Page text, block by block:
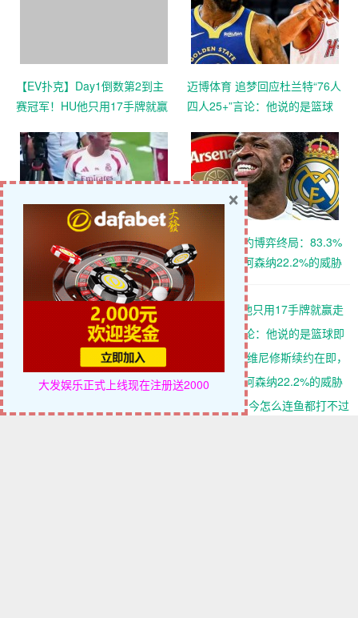
【EV扑克】Day1倒数第2到主
赛冠军！HU他只用17手牌就赢
迈博体育 追梦回应杜兰特“76人
四人25+”言论：他说的是篮球
比较
皇马今夏“雷厉风行”：迪奥曼德
1.4亿加盟，维尼修斯续约在
即，阿森纳“声东击西”策略落
空，大发体育助力你的致富之
维尼修斯续约博弈终局：83.3%
留皇马，但阿森纳22.2%的威胁
真实存在，大发体育助力你的
致富之路！
【EV扑克】Day1倒数第2到主赛冠军！HU他只用17手牌就赢走
迈博体育 追梦回应杜兰特“76人四人25+”言论：他说的是篮球即
得分，但别拿他和詹姆斯作比较
皇马今夏“雷厉风行”：迪奥曼德1.4亿加盟，维尼修斯续约在即，
阿森纳“声东击西”策略落空，大发体育助力你的致富之路！
维尼修斯续约博弈终局：83.3%留皇马，但阿森纳22.2%的威胁
【EV扑克】当年横扫牌桌的那批老玩家，如今怎么连鱼都打不过
大发娱乐正式上线现在注册送2000
×